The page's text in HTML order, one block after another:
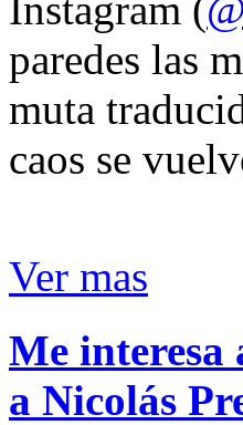
Instagram (
paredes las
muta
caos se
Ver mas
Me interesa
a Nicolás